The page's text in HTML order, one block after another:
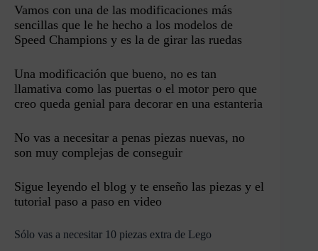
Vamos con una de las modificaciones más
sencillas que le he hecho a los modelos de
Speed Champions y es la de girar las ruedas
Una modificación que bueno, no es tan
llamativa como las puertas o el motor pero que
creo queda genial para decorar en una estanteria
No vas a necesitar a penas piezas nuevas, no
son muy complejas de conseguir
Sigue leyendo el blog y te enseño las piezas y el
tutorial paso a paso en video
Sólo vas a necesitar 10 piezas extra de Lego